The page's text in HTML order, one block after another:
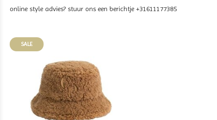
online style advies? stuur ons een berichtje +31611177385
SALE